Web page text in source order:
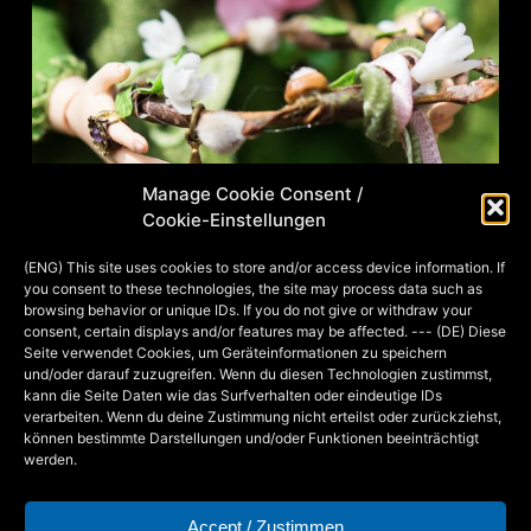
Manage Cookie Consent /
Cookie-Einstellungen
(ENG) This site uses cookies to store and/or access device information. If
you consent to these technologies, the site may process data such as
browsing behavior or unique IDs. If you do not give or withdraw your
consent, certain displays and/or features may be affected. --- (DE) Diese
Seite verwendet Cookies, um Geräteinformationen zu speichern
und/oder darauf zuzugreifen. Wenn du diesen Technologien zustimmst,
kann die Seite Daten wie das Surfverhalten oder eindeutige IDs
verarbeiten. Wenn du deine Zustimmung nicht erteilst oder zurückziehst,
können bestimmte Darstellungen und/oder Funktionen beeinträchtigt
werden.
Accept / Zustimmen
Detail Kranz